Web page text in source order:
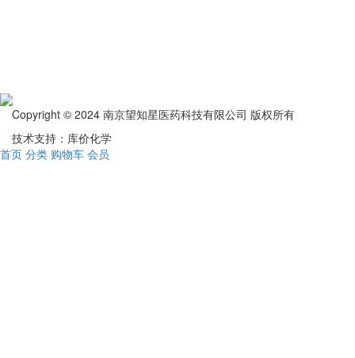
Copyright © 2024 南京望知星医药科技有限公司 版权所有
技术支持：库价化学
首页 分类 购物车 会员